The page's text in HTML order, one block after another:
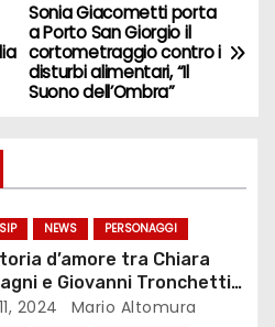
Sonia Giacometti porta
a Porto San Giorgio il
cortometraggio contro i
disturbi alimentari, “Il
Suono dell’Ombra”
NEWS PERSONAGGI
d’amore tra Chiara
e Giovanni Tronchetti
2024 Mario Altomura